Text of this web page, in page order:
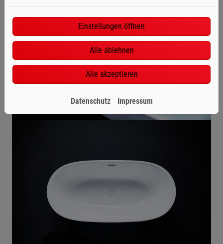
Einstellungen öffnen
Alle ablehnen
Alle akzeptieren
Datenschutz Impressum